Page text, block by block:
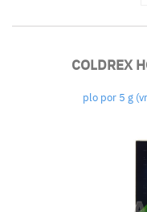
COLDREX
plo por 5 g